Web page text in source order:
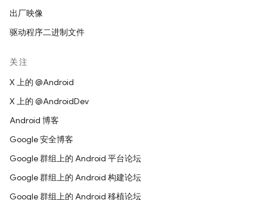
出厂映像
驱动程序二进制文件
关注
X 上的 @Android
X 上的 @AndroidDev
Android 博客
Google 安全博客
Google 群组上的 Android 平台论坛
Google 群组上的 Android 构建论坛
Google 群组上的 Android 移植论坛